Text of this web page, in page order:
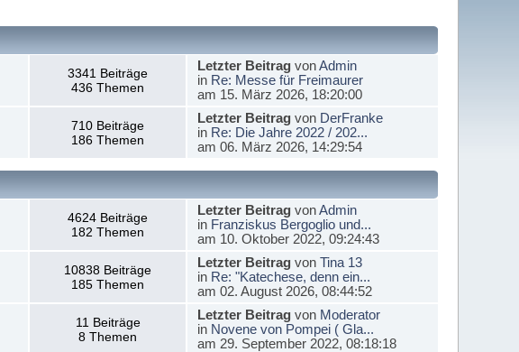
3341 Beiträge
436 Themen
Letzter BeitragvonAdmin
in Re: Messe für Freimaurer
am 15. März 2026, 18:20:00
710 Beiträge
186 Themen
Letzter Beitragvon DerFranke
in Re: Die Jahre 2022 / 202...
am 06. März 2026, 14:29:54
4624 Beiträge
182 Themen
Letzter BeitragvonAdmin
in Franziskus Bergoglio und...
am 10. Oktober 2022, 09:24:43
10838 Beiträge
185 Themen
Letzter Beitragvon Tina 13
in Re: "Katechese, denn ein...
am 02. August 2026, 08:44:52
11 Beiträge
8 Themen
Letzter Beitragvon Moderator
in Novene von Pompei ( Gla...
am 29. September 2022, 08:18:18